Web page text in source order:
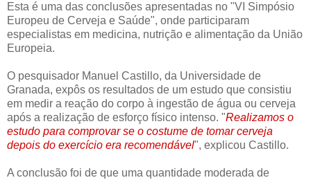
Esta é uma das conclusões apresentadas no "VI Simpósio
Europeu de Cerveja e Saúde", onde participaram
especialistas em medicina, nutrição e alimentação da União
Europeia.
O pesquisador Manuel Castillo, da Universidade de
Granada, expôs os resultados de um estudo que consistiu
em medir a reação do corpo à ingestão de água ou cerveja
após a realização de esforço físico intenso. "Realizamos o
estudo para comprovar se o costume de tomar cerveja
depois do exercício era recomendável", explicou Castillo.
A conclusão foi de que uma quantidade moderada de